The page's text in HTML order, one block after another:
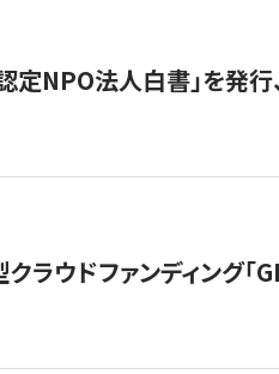
定NPO法人白書」を発
ラウドファンディング